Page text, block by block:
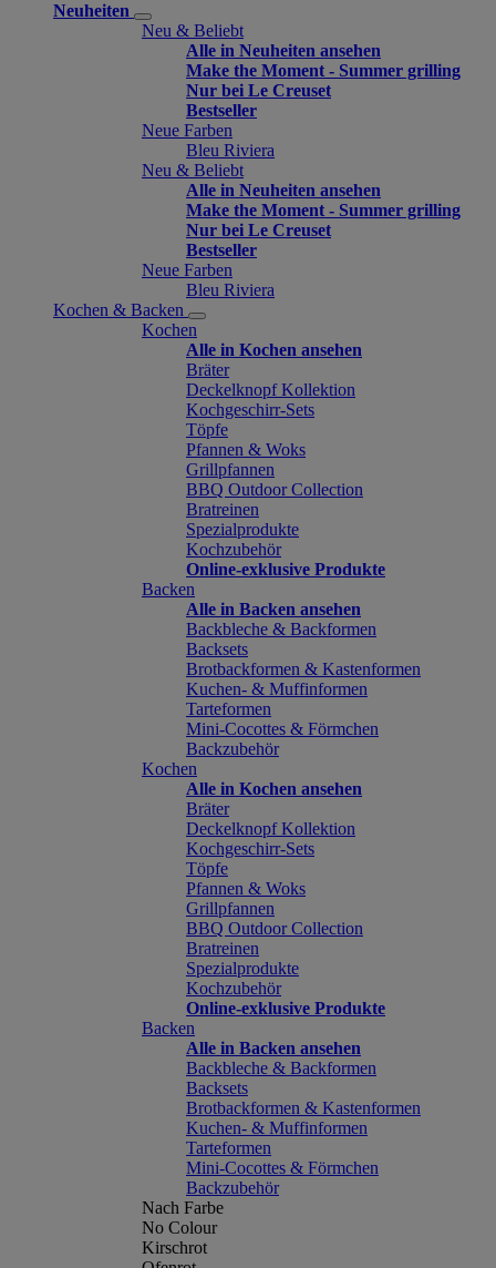
Neuheiten
Neu & Beliebt
Alle in Neuheiten ansehen
Make the Moment - Summer grilling
Nur bei Le Creuset
Bestseller
Neue Farben
Bleu Riviera
Neu & Beliebt
Alle in Neuheiten ansehen
Make the Moment - Summer grilling
Nur bei Le Creuset
Bestseller
Neue Farben
Bleu Riviera
Kochen & Backen
Kochen
Alle in Kochen ansehen
Bräter
Deckelknopf Kollektion
Kochgeschirr-Sets
Töpfe
Pfannen & Woks
Grillpfannen
BBQ Outdoor Collection
Bratreinen
Spezialprodukte
Kochzubehör
Online-exklusive Produkte
Backen
Alle in Backen ansehen
Backbleche & Backformen
Backsets
Brotbackformen & Kastenformen
Kuchen- & Muffinformen
Tarteformen
Mini-Cocottes & Förmchen
Backzubehör
Kochen
Alle in Kochen ansehen
Bräter
Deckelknopf Kollektion
Kochgeschirr-Sets
Töpfe
Pfannen & Woks
Grillpfannen
BBQ Outdoor Collection
Bratreinen
Spezialprodukte
Kochzubehör
Online-exklusive Produkte
Backen
Alle in Backen ansehen
Backbleche & Backformen
Backsets
Brotbackformen & Kastenformen
Kuchen- & Muffinformen
Tarteformen
Mini-Cocottes & Förmchen
Backzubehör
Nach Farbe
No Colour
Kirschrot